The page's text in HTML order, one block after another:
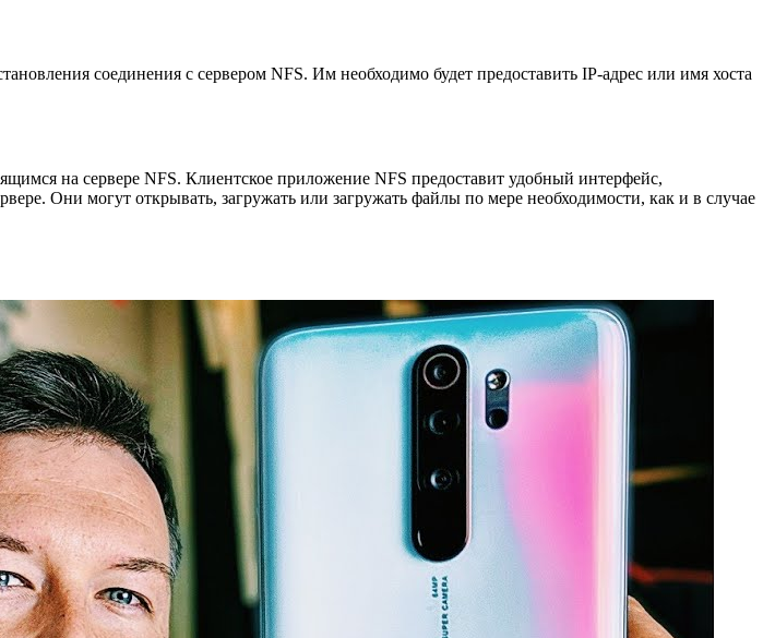
соединения с сервером NFS. Им необходимо будет предоставить IP-адрес или имя хоста
на сервере NFS. Клиентское приложение NFS предоставит удобный интерфейс,
Они могут открывать, загружать или загружать файлы по мере необходимости, как и в случае